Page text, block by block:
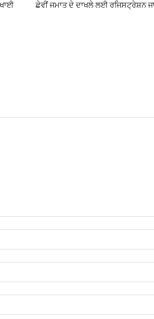
ਛੇਵੀਂ ਜਮਾਤ ਦੇ ਦਾਖਲੇ ਲਈ ਰਜਿਸਟ੍ਰੇਸ਼ਨ